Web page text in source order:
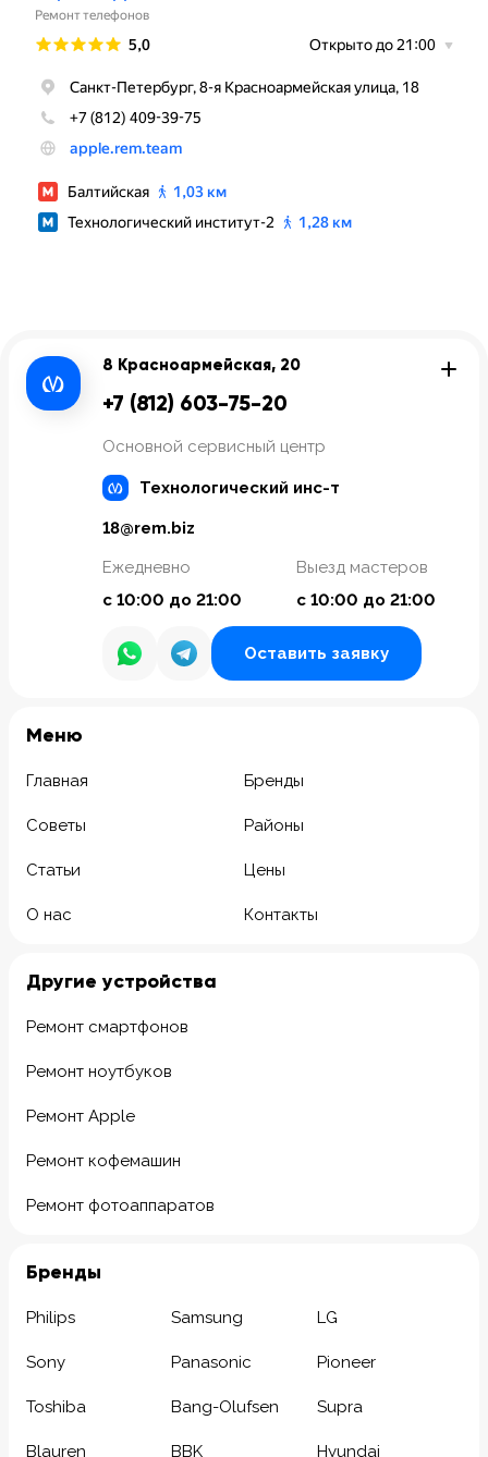
8 Красноармейская, 20
+7 (812) 603-75-20
Основной сервисный центр
Технологический инс-т
18@rem.biz
Ежедневно
с 10:00 до 21:00
Выезд мастеров
с 10:00 до 21:00
Оставить заявку
Meню
Главная Бренды
Советы Районы
Статьи Цены
О нас Контакты
Другие устройства
Ремонт смартфонов
Ремонт ноутбуков
Ремонт Apple
Ремонт кофемашин
Ремонт фотоаппаратов
Бренды
Philips Samsung LG
Sony Panasonic Pioneer
Toshiba Bang-Olufsen Supra
Blauren BBK Hyundai